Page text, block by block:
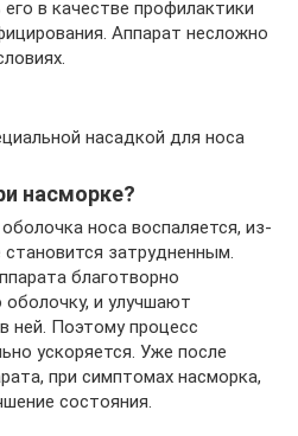
в качестве профилактики
Аппарат несложно
насадкой для носа
насморке?
носа воспаляется, из-
затрудненным.
благотворно
и улучшают
ней. Поэтому процесс
ускоряется. Уже после
при симптомах насморка,
состояния.